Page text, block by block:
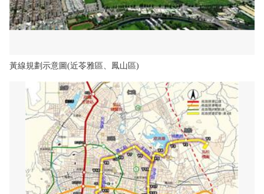
黃線規劃示意圖(近苓雅區、鳳山區)